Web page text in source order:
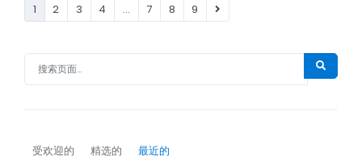
1 2 3 4 … 7 8 9
受欢迎的 精选的 最近的